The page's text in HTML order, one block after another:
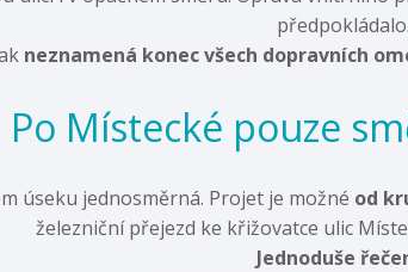
předpokládalo.
neznamená konec všech dopravních
Po Místecké pouze
úseku jednosměrná. Projet je možné od
železniční přejezd ke křižovatce ulic
Jednoduše